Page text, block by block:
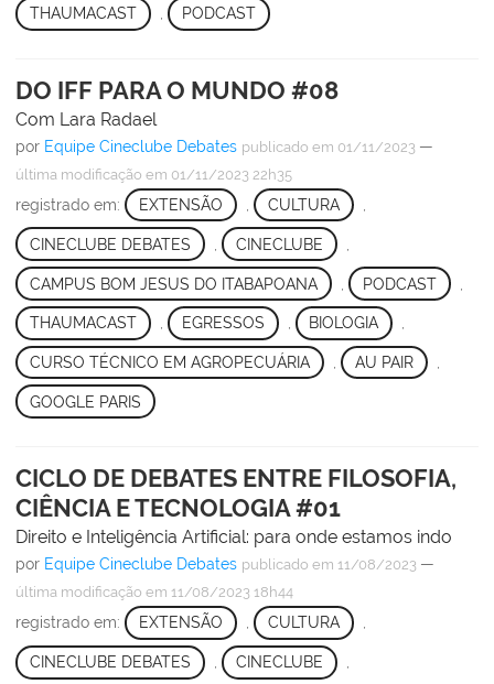
THAUMACAST , PODCAST
DO IFF PARA O MUNDO #08
Com Lara Radael
por Equipe Cineclube Debates publicado em 01/11/2023 —
última modificação em 01/11/2023 22h35
registrado em: EXTENSÃO CULTURA
CINECLUBE DEBATES CINECLUBE
CAMPUS BOM JESUS DO ITABAPOANA PODCAST
THAUMACAST , EGRESSOS , BIOLOGIA ,
CURSO TÉCNICO EM AGROPECUÁRIA AU PAIR
GOOGLE PARIS
CICLO DE DEBATES ENTRE FILOSOFIA,
CIÊNCIA E TECNOLOGIA #01
Direito e Inteligência Artificial: para onde estamos indo
por Equipe Cineclube Debates publicado em 11/08/2023 —
última modificação em 11/08/2023 18h44
registrado em: EXTENSÃO , CULTURA ,
CINECLUBE DEBATES CINECLUBE